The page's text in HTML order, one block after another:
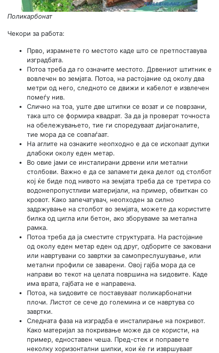
Поликарбонат
Чекори за работа:
Прво, израмнете го местото каде што се претпоставува
изградбата.
Потоа треба да го означите местото. Дрвениот штитник е
вовлечен во земјата. Потоа, на растојание од околу два
метри од него, следното се движи и кабелот е извлечен
помеѓу нив.
Слично на тоа, уште две штипки се возат и се поврзани,
така што се формира квадрат. За да ја проверат точноста
на обележувањето, тие ги споредуваат дијагоналите,
тие мора да се совпаѓаат.
На аглите на ознаките неопходно е да се ископаат дупки
длабоки околу еден метар.
Во овие јами се инсталирани дрвени или метални
столбови. Важно е да се запамети дека делот од столбот
кој ќе биде под нивото на земјата треба да се третира со
водонепропустливи материјали, на пример, обвиткан со
кровот. Како запечатувач, неопходен за силно
задржување на столбот во земјата, можете да користите
билка од цигла или бетон, ако зборуваме за метална
рамка.
Потоа треба да ја сместите структурата. На растојание
од околу еден метар еден од друг, одборите се заковани
или навртувани со завртки за самопреслушување, или
метални профили се заварени. Овој гајба мора да се
направи во текот на целата површина на ѕидовите. Каде
има врата, гајбата не е направена.
Потоа, на ѕидовите се поставуваат поликарбонатни
плочи. Листот се сече до големина и се навртува со
завртки.
Следната фаза на изградба е инсталирање на покривот.
Како материјал за покривање може да се користи, на
пример, едноставен чеша. Пред-стек и поправете
неколку хоризонтални шипки, кои ќе ги извршуваат